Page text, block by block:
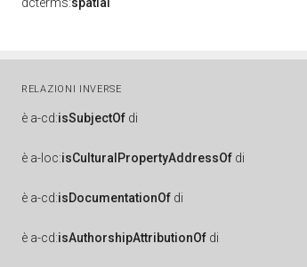
RELAZIONI INVERSE
è a-cd:isSubjectOf di
è a-loc:isCulturalPropertyAddressOf di
è a-cd:isDocumentationOf di
è a-cd:isAuthorshipAttributionOf di